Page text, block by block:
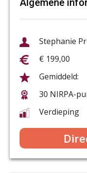
Algemene
Stephanie
€ 199,00
30 NIRPA-
Verdieping